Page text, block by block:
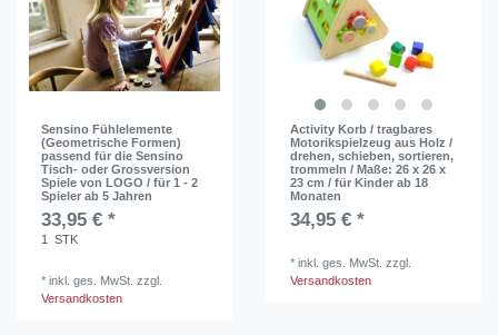
Sensino Fühlelemente
(Geometrische Formen)
passend für die Sensino
Tisch- oder Grossversion
Spiele von LOGO / für 1 - 2
Spieler ab 5 Jahren
33,95 € *
1 STK
*inkl. ges. MwSt. zzgl.
Versandkosten
Activity Korb / tragbares
Motorikspielzeug aus Holz /
drehen, schieben, sortieren,
trommeln / Maße: 26 x 26 x
23 cm / für Kinder ab 18
Monaten
34,95 € *
*inkl. ges. MwSt. zzgl.
Versandkosten